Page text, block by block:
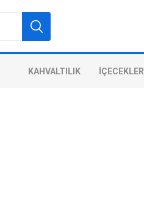
KAHVALTILIK İÇECEKLER